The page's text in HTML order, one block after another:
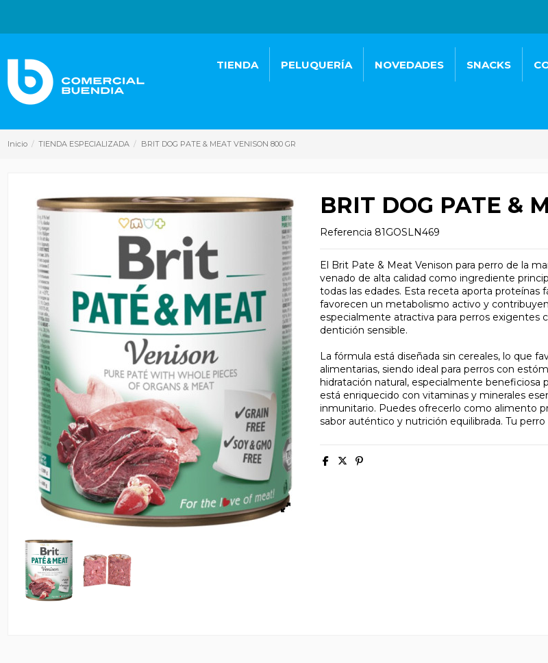
TIENDA PELUQUERÍA NOVEDADES SNACKS
Inicio TIENDA ESPECIALIZADA BRIT DOG PATE & MEAT VENISON 800 GR
BRIT DOG PATE &
Referencia 81GOSLN469
El Brit Pate & Meat Venison para perro de la
venado de alta calidad como ingrediente
todas las edades. Esta receta aporta
favorecen un metabolismo activo y
especialmente atractiva para perros exigentes
dentición sensible.
La fórmula está diseñada sin cereales, lo que
alimentarias, siendo ideal para perros con
hidratación natural, especialmente beneficiosa
está enriquecido con vitaminas y minerales
inmunitario. Puedes ofrecerlo como alimento
sabor auténtico y nutrición equilibrada. Tu